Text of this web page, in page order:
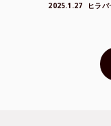
2025.1.27 ヒラバ